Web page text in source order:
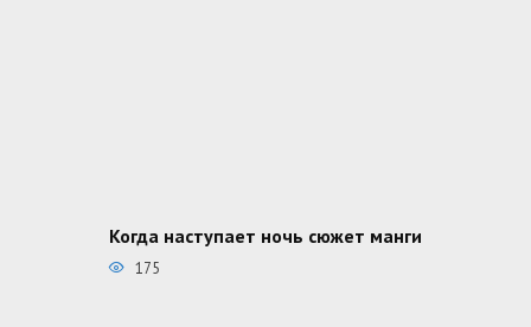
Когда наступает ночь сюжет манги
175